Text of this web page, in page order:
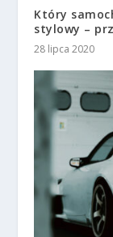
Który
stylowy –
28 lipca 2020